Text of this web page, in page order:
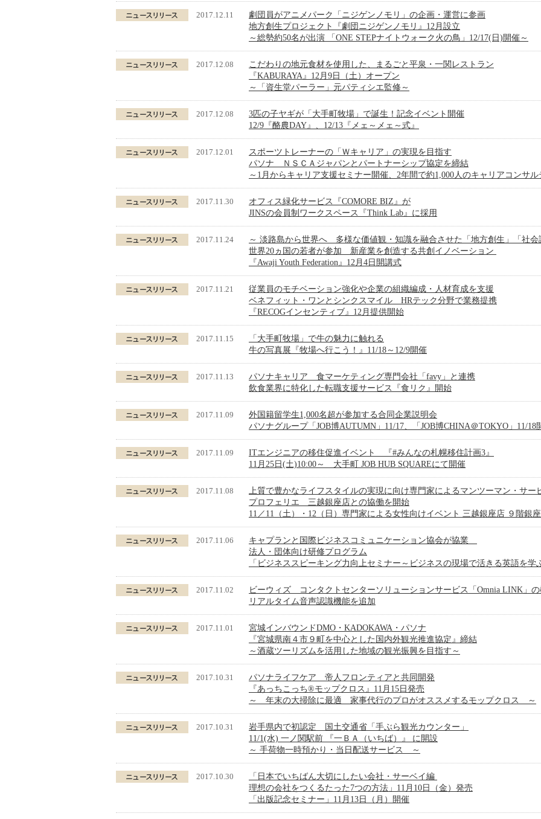
2017.12.11
劇団員がアニメパーク「ニジゲンノモリ」の企画・運営に参画
地方創生プロジェクト『劇団ニジゲンノモリ』12月設立
～総勢約50名が出演 「ONE STEPナイトウォーク火の鳥」12/17(日)開催～
2017.12.08
こだわりの地元食材を使用した、まるごと平泉・一関レストラン
『KABURAYA』12月9日（土）オープン
～「資生堂パーラー」元パティシエ監修～
2017.12.08
3匹の子ヤギが「大手町牧場」で誕生！記念イベント開催
12/9『酪農DAY』、12/13『メェ～メェ～式』
2017.12.01
スポーツトレーナーの「Ｗキャリア」の実現を目指す
パソナ ＮＳＣＡジャパンとパートナーシップ協定を締結
～1月からキャリア支援セミナー開催、2年間で約1,000人のキャリアコンサル
2017.11.30
オフィス緑化サービス『COMORE BIZ』が
JINSの会員制ワークスペース『Think Lab』に採用
2017.11.24
～ 淡路島から世界へ 多様な価値観・知識を融合させた「地方創生」「社会
世界20ヵ国の若者が参加 新産業を創造する共創イノベーション
『Awaji Youth Federation』12月4日開講式
2017.11.21
従業員のモチベーション強化や企業の組織編成・人材育成を支援
ベネフィット・ワンとシンクスマイル HRテック分野で業務提携
『RECOGインセンティブ』12月提供開始
2017.11.15
「大手町牧場」で牛の魅力に触れる
牛の写真展『牧場へ行こう！』11/18～12/9開催
2017.11.13
パソナキャリア 食マーケティング専門会社「favy」と連携
飲食業界に特化した転職支援サービス『食リク』開始
2017.11.09
外国籍留学生1,000名超が参加する合同企業説明会
パソナグループ「JOB博AUTUMN」11/17、「JOB博CHINA＠TOKYO」11/18
2017.11.09
ITエンジニアの移住促進イベント 『#みんなの札幌移住計画3』
11月25日(土)10:00～ 大手町 JOB HUB SQUAREにて開催
2017.11.08
上質で豊かなライフスタイルの実現に向け専門家によるマンツーマン・サー
プロフェリエ 三越銀座店との協働を開始
11／11（土）・12（日）専門家による女性向けイベント 三越銀座店 ９階銀
2017.11.06
キャプランと国際ビジネスコミュニケーション協会が協業
法人・団体向け研修プログラム
「ビジネススピーキング力向上セミナー～ビジネスの現場で活きる英語を学
2017.11.02
ビーウィズ コンタクトセンターソリューションサービス「Omnia LINK」
リアルタイム音声認識機能を追加
2017.11.01
宮城インバウンドDMO・KADOKAWA・パソナ
『宮城県南４市９町を中心とした国内外観光推進協定』締結
～酒蔵ツーリズムを活用した地域の観光振興を目指す～
2017.10.31
パソナライフケア 帝人フロンティアと共同開発
『あっちこっち®モップクロス』11月15日発売
～ 年末の大掃除に最適 家事代行のプロがオススメするモップクロス ～
2017.10.31
岩手県内で初認定 国土交通省「手ぶら観光カウンター」
11/1(水) 一ノ関駅前 『一ＢＡ（いちば）』 に開設
～ 手荷物一時預かり・当日配送サービス ～
2017.10.30
「日本でいちばん大切にしたい会社・サーベイ編
理想の会社をつくるたった7つの方法」11月10日（金）発売
「出版記念セミナー」11月13日（月）開催